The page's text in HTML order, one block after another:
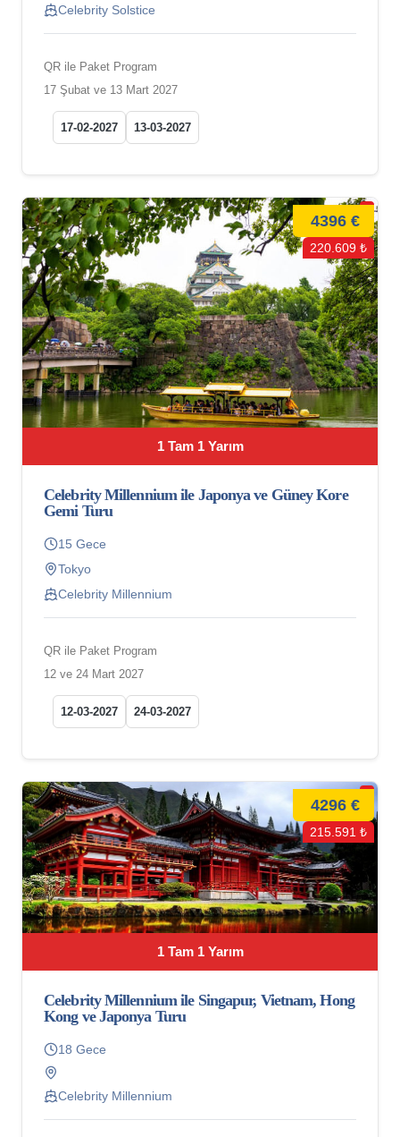
Celebrity Solstice
QR ile Paket Program
17 Şubat ve 13 Mart 2027
17-02-2027 13-03-2027
1 Tam 1 Yarım
4396 €
220.609 ₺
Celebrity Millennium ile Japonya ve Güney Kore
Gemi Turu
15 Gece
Tokyo
Celebrity Millennium
QR ile Paket Program
12 ve 24 Mart 2027
12-03-2027 24-03-2027
1 Tam 1 Yarım
4296 €
215.591 ₺
Celebrity Millennium ile Singapur, Vietnam, Hong
Kong ve Japonya Turu
18 Gece
Celebrity Millennium